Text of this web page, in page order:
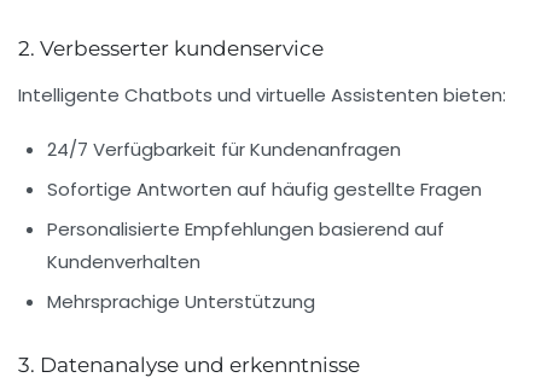
2. Verbesserter kundenservice
Intelligente Chatbots und virtuelle Assistenten bieten:
24/7 Verfügbarkeit für Kundenanfragen
Sofortige Antworten auf häufig gestellte Fragen
Personalisierte Empfehlungen basierend auf
Kundenverhalten
Mehrsprachige Unterstützung
3. Datenanalyse und erkenntnisse